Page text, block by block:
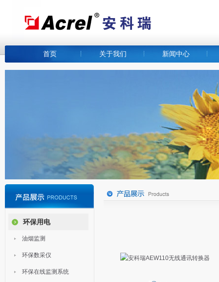
首页 关于我们 新闻中心
环保用电
油烟监测
环保数采仪
环保在线监测系统